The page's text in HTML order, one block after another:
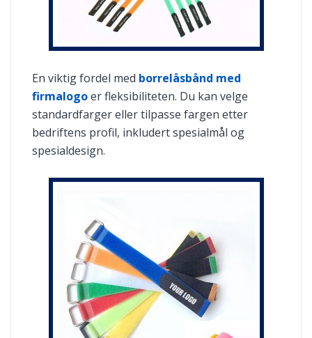
En viktig fordel med borrelåsbånd med
firmalogoer fleksibiliteten. Du kan velge
standardfarger eller tilpasse fargen etter
bedriftens profil, inkludert spesialmål og
spesialdesign.